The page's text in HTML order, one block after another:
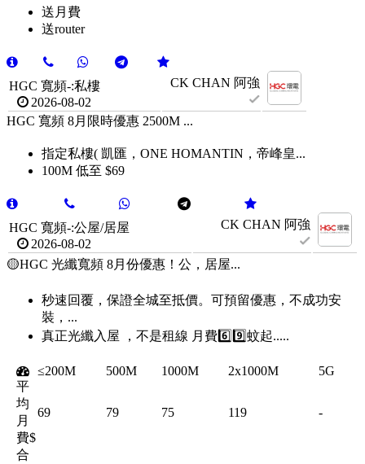
送月費
送router
HGC 寬頻-:私樓
2026-08-02
CK CHAN 阿強
HGC 寬頻 8月限時優惠 2500M ...
指定私樓( 凱匯，ONE HOMANTIN，帝峰皇...
100M 低至 $69
HGC 寬頻-:公屋/居屋
2026-08-02
CK CHAN 阿強
🟡HGC 光纖寬頻 8月份優惠！公，居屋...
秒速回覆，保證全城至抵價。可預留優惠，不成功安
裝，...
真正光纖入屋 ，不是租線 月費6️⃣9️⃣蚊起.....
≤200M 500M 1000M 2x1000M
5G
平
均
月
費$
69 79 75 119 -
合